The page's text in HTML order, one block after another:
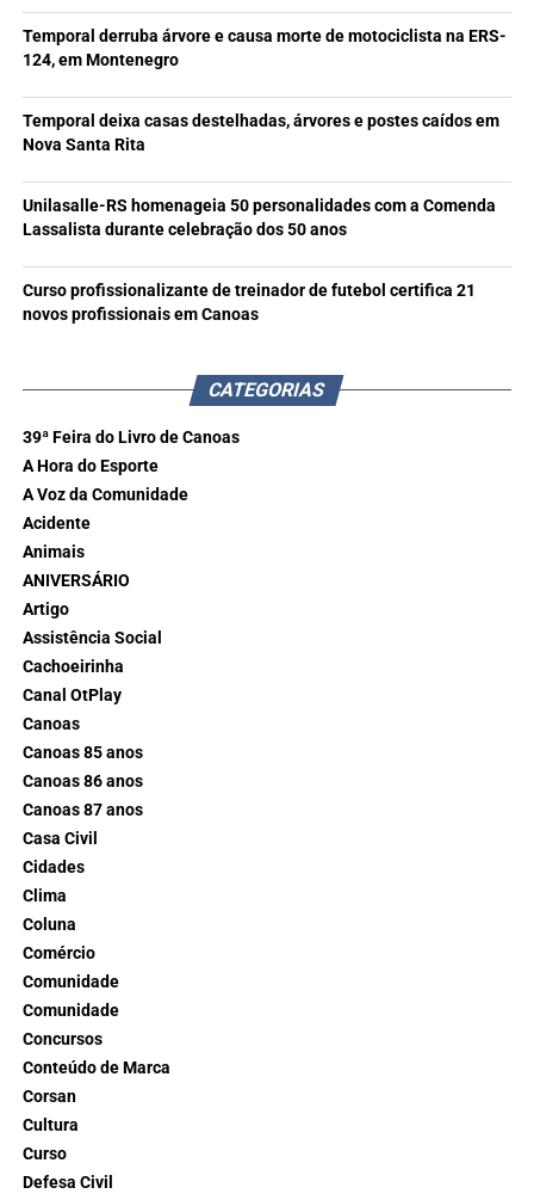
Temporal derruba árvore e causa morte de motociclista na ERS-
124, em Montenegro
Temporal deixa casas destelhadas, árvores e postes caídos em
Nova Santa Rita
Unilasalle-RS homenageia 50 personalidades com a Comenda
Lassalista durante celebração dos 50 anos
Curso profissionalizante de treinador de futebol certifica 21
novos profissionais em Canoas
CATEGORIAS
39ª Feira do Livro de Canoas
A Hora do Esporte
A Voz da Comunidade
Acidente
Animais
ANIVERSÁRIO
Artigo
Assistência Social
Cachoeirinha
Canal OtPlay
Canoas
Canoas 85 anos
Canoas 86 anos
Canoas 87 anos
Casa Civil
Cidades
Clima
Coluna
Comércio
Comunidade
Comunidade
Concursos
Conteúdo de Marca
Corsan
Cultura
Curso
Defesa Civil